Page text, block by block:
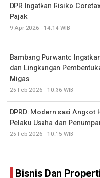
DPR Ingatkan Risiko
Pajak
9 Apr 2026 - 14:14 WIB
Bambang Purwanto
dan Lingkungan
Migas
26 Feb 2026 - 10:36 WIB
DPRD: Modernisasi Angkot
Pelaku Usaha dan
26 Feb 2026 - 10:15 WIB
Bisnis Dan Properti